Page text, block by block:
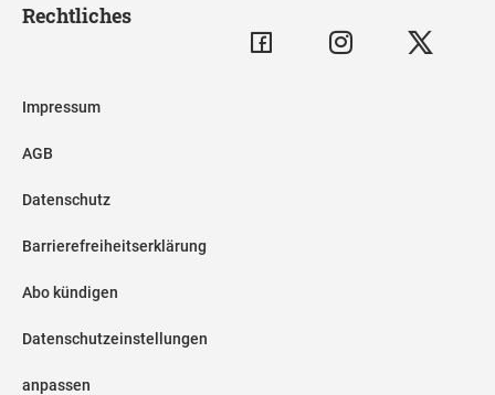
Rechtliches
Impressum
AGB
Datenschutz
Barrierefreiheitserklärung
Abo kündigen
Datenschutzeinstellungen
anpassen